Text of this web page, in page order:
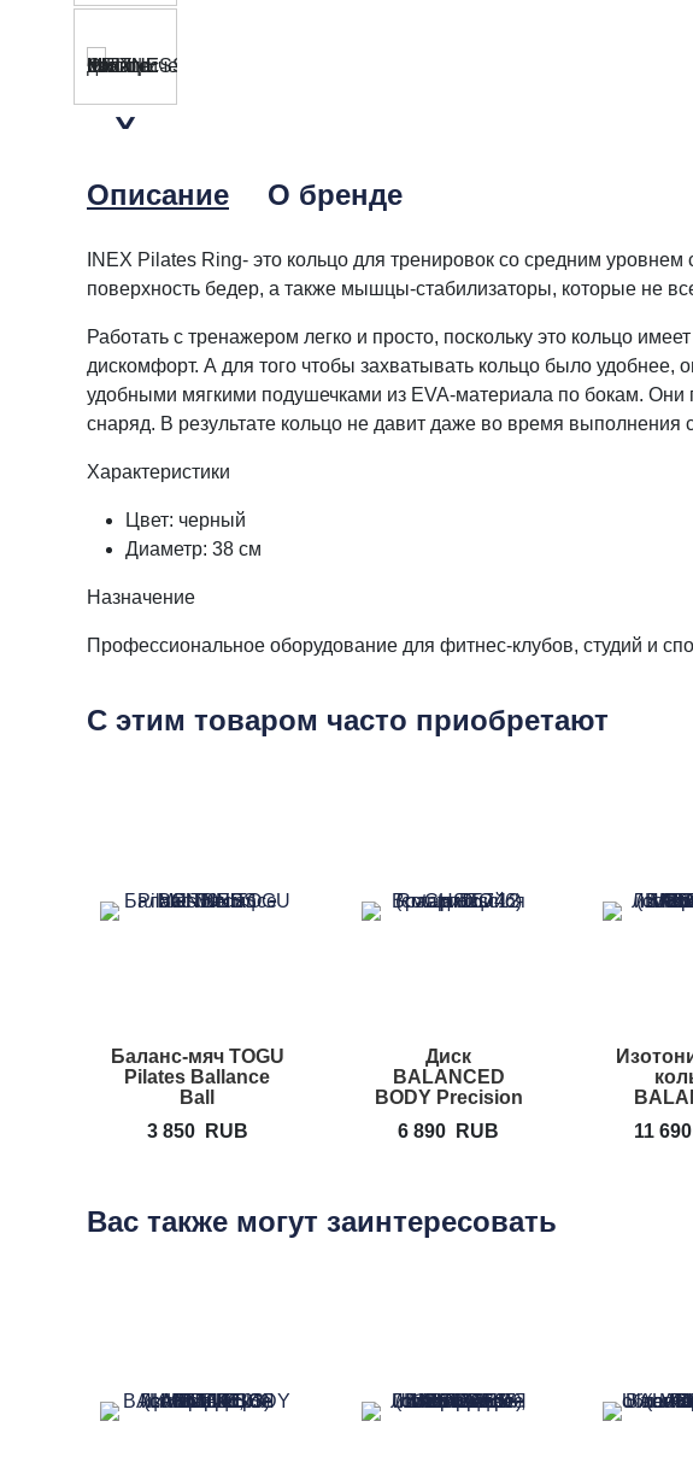
Описание О бренде
INEX Pilates Ring- это кольцо для тренировок со средним
поверхность бедер, а также мышцы-стабилизаторы, которые не
Работать с тренажером легко и просто, поскольку это кольцо
дискомфорт. А для того чтобы захватывать кольцо было
удобными мягкими подушечками из EVA-материала по бокам.
снаряд. В результате кольцо не давит даже во время
Характеристики
Цвет: черный
Диаметр: 38 см
Назначение
Профессиональное оборудование для фитнес-клубов, студий и
С этим товаром часто приобретают
Баланс-мяч TOGU
Pilates Ballance
Ball
3 850
RUB
Диск
BALANCED
BODY Precision
6 890 RUB 11 690
Вас также могут заинтересовать